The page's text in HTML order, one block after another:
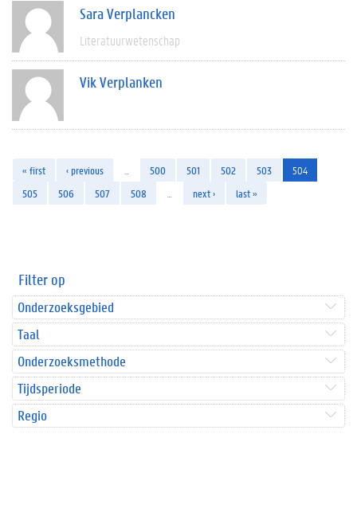
Sara Verplancken
Literatuurwetenschap
Vik Verplanken
« first ‹ previous 500 501 502 503
504
505
506 507 508 next › last »
Filter op
Onderzoeksgebied
Taal
Onderzoeksmethode
Tijdsperiode
Regio